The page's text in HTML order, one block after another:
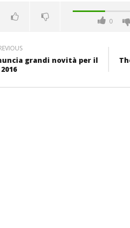
0
grandi novità per il
2016